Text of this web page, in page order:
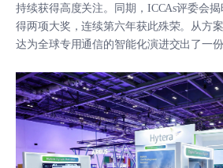
持续获得高度关注。同期，ICCAs评委会
得两项大奖，连续第六年获此殊荣。从方
达为全球专用通信的智能化演进交出了一份